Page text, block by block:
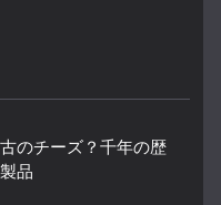
のチーズ？千年の歴
品